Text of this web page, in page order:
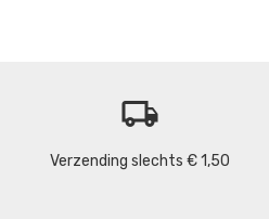
local_shipping
Verzending slechts € 1,50